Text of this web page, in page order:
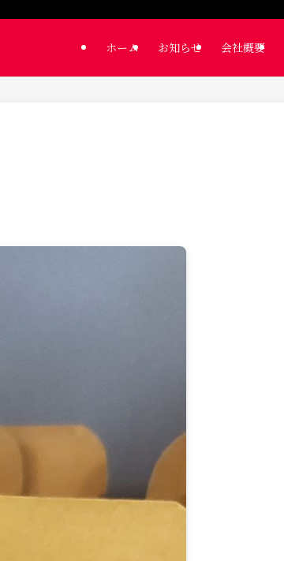
ホーム お知らせ 会社概要